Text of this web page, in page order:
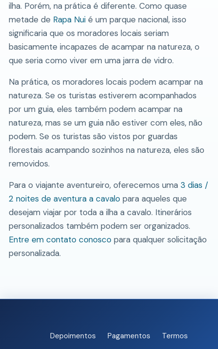
ilha. Porém, na prática é diferente. Como quase
metade de Rapa Nuié um parque nacional, isso
significaria que os moradores locais seriam
basicamente incapazes de acampar na natureza, o
que seria como viver em uma jarra de vidro.
Na prática, os moradores locais podem acampar na
natureza. Se os turistas estiverem acompanhados
por um guia, eles também podem acampar na
natureza, mas se um guia não estiver com eles, não
podem. Se os turistas são vistos por guardas
florestais acampando sozinhos na natureza, eles são
removidos.
Para o viajante aventureiro, oferecemos uma 3 dias /
2 noites de aventura a cavalopara aqueles que
desejam viajar por toda a ilha a cavalo. Itinerários
personalizados também podem ser organizados.
Entre em contato conoscopara qualquer solicitação
personalizada.
Depoimentos Pagamentos Termos